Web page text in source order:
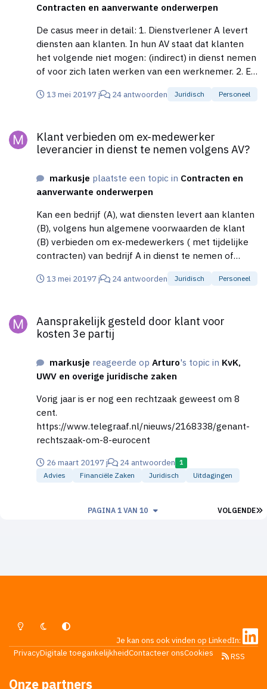
Contracten en aanverwante onderwerpen
De casus meer in detail: 1. Dienstverlener A levert
diensten aan klanten. In hun AV staat dat klanten
het volgende niet mogen: (indirect) in dienst nemen
of voor zich laten werken van een werknemer. 2. Ex-
dienstverlener A en heeft verder geen
voor dienstverlener B uitvoeren als freelancer.
Dienstverlener B biedt zelfde diensten als A. 4. Als
overstappen, zou de av van A dit mogen
verhinderen?
13 mei 20197 j 24 antwoorden Juridisch Personeel
Klant verbieden om ex-medewerker
leverancier in dienst te nemen volgens AV?
markusje plaatste een topic in Contracten en
aanverwante onderwerpen
Kan een bedrijf (A), wat diensten levert aan klanten
(B), volgens hun algemene voorwaarden de klant
(B) verbieden om ex-medewerkers ( met tijdelijke
contracten) van bedrijf A in dienst te nemen of
13 mei 20197 j 24 antwoorden Juridisch Personeel
Aansprakelijk gesteld door klant voor
kosten 3e partij
markusje reageerde opArturo's topic in KvK,
UWV en overige juridische zaken
Vorig jaar is er nog een rechtzaak geweest om 8
cent.
https://www.telegraaf.nl/nieuws/2168338/genant-
rechtszaak-om-8-eurocent
26 maart 20197 j 24 antwoorden 1
Advies Financiële Zaken Juridisch Uitdagingen
VOLGENDE
PAGINA 1 VAN 10
Lichte ModusDonkere ModusSysteemvoorkeur
Je kan ons ook vinden op LinkedIn:
PrivacyDigitale toegankelijkheidContacteer onsCookies RSS
Onze partners